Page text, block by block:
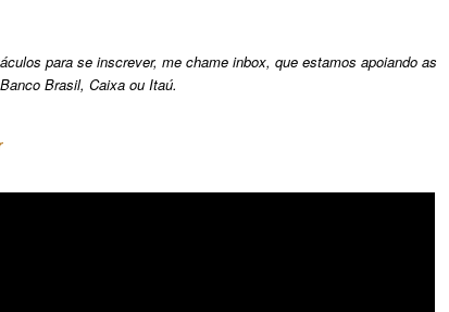
para se inscrever, me chame inbox, que estamos apoiando as
Brasil, Caixa ou Itaú.